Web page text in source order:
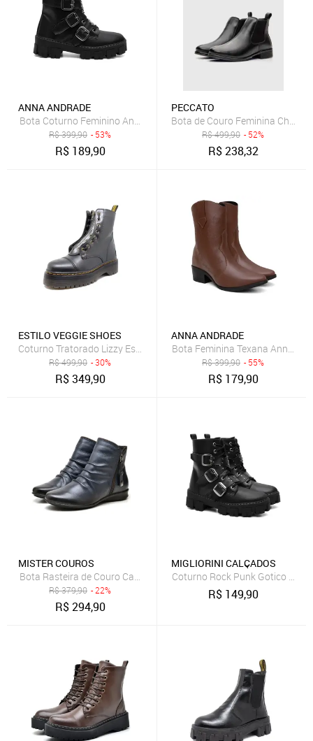
ANNA ANDRADE
Bota Coturno Feminino Anna Andrade Cano Baixo Tratorado
R$399,90 - 53%
R$ 189,90
PECCATO
Bota de Couro Feminina
R$499,90 - 52%
R$238,32
ESTILO VEGGIE SHOES
Coturno Tratorado Lizzy Estilo Veggie Preto
R$499,90 - 30%
R$349,90
ANNA ANDRADE
Bota Feminina Texana Anna
R$399,90 - 55%
R$ 179,90
MISTER COUROS
Bota Rasteira de Couro Cano Curto, Mod. 0703 Azul Marinho
R$379,90 - 22%
R$294,90
MIGLIORINI CALÇADOS
Coturno Rock Punk Gotico
R$ 149,90